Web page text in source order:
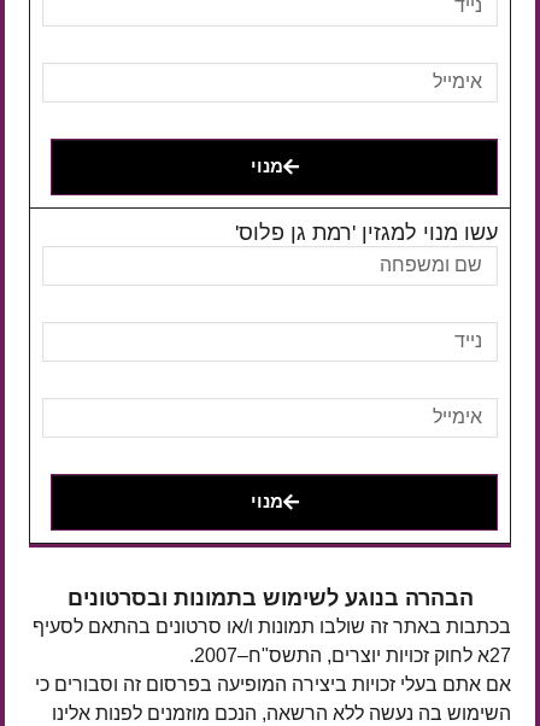
מנוי
עשו מנוי למגזין 'רמת גן פלוס'
מנוי
הבהרה בנוגע לשימוש בתמונות ובסרטונים
בכתבות באתר זה שולבו תמונות ו/או סרטונים בהתאם לסעיף
27א לחוק זכויות יוצרים, התשס"ח–2007.
אם אתם בעלי זכויות ביצירה המופיעה בפרסום זה וסבורים כי
השימוש בה נעשה ללא הרשאה, הנכם מוזמנים לפנות אלינו